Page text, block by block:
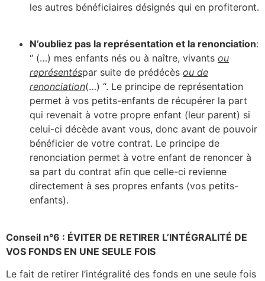
les autres bénéficiaires désignés qui en profiteront.
N’oubliez pas la représentation et la renonciation:
“ (…) mes enfants nés ou à naître, vivants ou
représentéspar suite de prédécès ou de
renonciation(…) “. Le principe de représentation
permet à vos petits-enfants de récupérer la part
qui revenait à votre propre enfant (leur parent) si
celui-ci décède avant vous, donc avant de pouvoir
bénéficier de votre contrat. Le principe de
renonciation permet à votre enfant de renoncer à
sa part du contrat afin que celle-ci revienne
directement à ses propres enfants (vos petits-
enfants).
Conseil n°6 : ÉVITER DE RETIRER L’INTÉGRALITÉ DE
VOS FONDS EN UNE SEULE FOIS
Le fait de retirer l’intégralité des fonds en une seule fois